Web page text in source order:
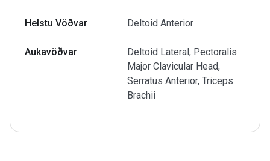
Helstu Vöðvar Deltoid Anterior
Aukavöðvar
Deltoid Lateral, Pectoralis
Major Clavicular Head,
Serratus Anterior, Triceps
Brachii